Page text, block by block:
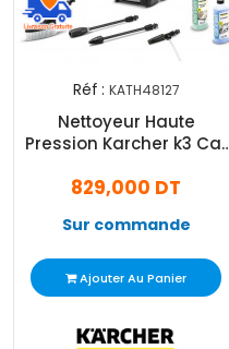
Réf : KATH48127
Nettoyeur Haute
Pression Karcher k3 Car
829,000 DT
Sur commande
Ajouter Au Panier